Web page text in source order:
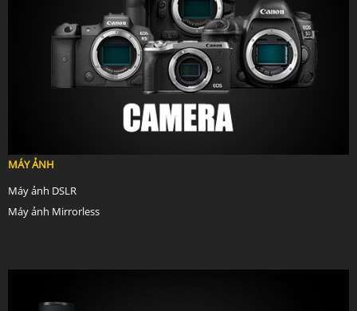
MÁY ẢNH
Máy ảnh DSLR
Máy ảnh Mirrorless